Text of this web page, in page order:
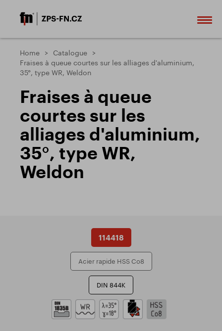
Home
Catalogue
Fraises à queue courtes sur les alliages d'aluminium,
35°, type WR, Weldon
Fraises à queue
courtes sur les
alliages d'aluminium,
35°, type WR,
Weldon
114418
Acier rapide HSS Co8
DIN 844K